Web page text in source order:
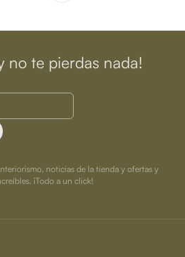
no te pierdas nada!
noticias de la tienda y ofertas y
¡Todo a un click!